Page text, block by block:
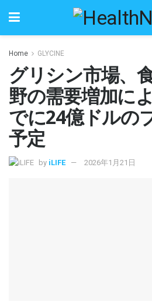
Home GLYCINE
グリシン市場、
野の需要増加に
でに24億ドルの
予定
by iLIFE 2026年1月21日